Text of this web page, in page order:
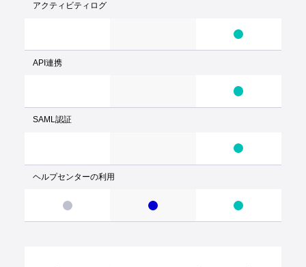
アクティビティログ
API連携
SAML認証
ヘルプセンターの利用